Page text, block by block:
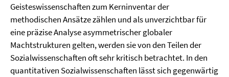
Geisteswissenschaften zum Kerninventar der
methodischen Ansätze zählen und als unverzichtbar für
eine präzise Analyse asymmetrischer globaler
Machtstrukturen gelten, werden sie von den Teilen der
Sozialwissenschaften oft sehr kritisch betrachtet. In den
quantitativen Sozialwissenschaften lässt sich gegenwärtig